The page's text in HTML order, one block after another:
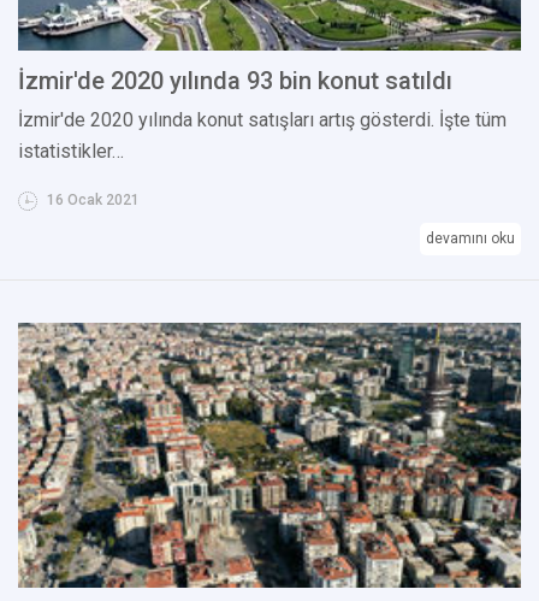
İzmir'de 2020 yılında 93 bin konut satıldı
İzmir'de 2020 yılında konut satışları artış gösterdi. İşte tüm
istatistikler…
16 Ocak 2021
devamını oku